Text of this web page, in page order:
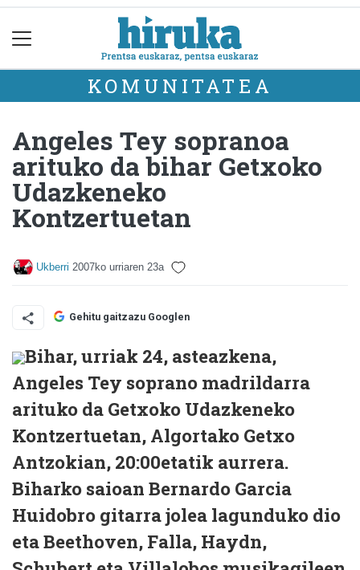
KOMUNITATEA
Angeles Tey sopranoa
arituko da bihar Getxoko
Udazkeneko
Kontzertuetan
Ukberri 2007ko urriaren 23a
Gehitu gaitzazu Googlen
Bihar, urriak 24, asteazkena,
Angeles Tey soprano madrildarra
arituko da Getxoko Udazkeneko
Kontzertuetan, Algortako Getxo
Antzokian, 20:00etatik aurrera.
Biharko saioan Bernardo Garcia
Huidobro gitarra jolea lagunduko dio
eta Beethoven, Falla, Haydn,